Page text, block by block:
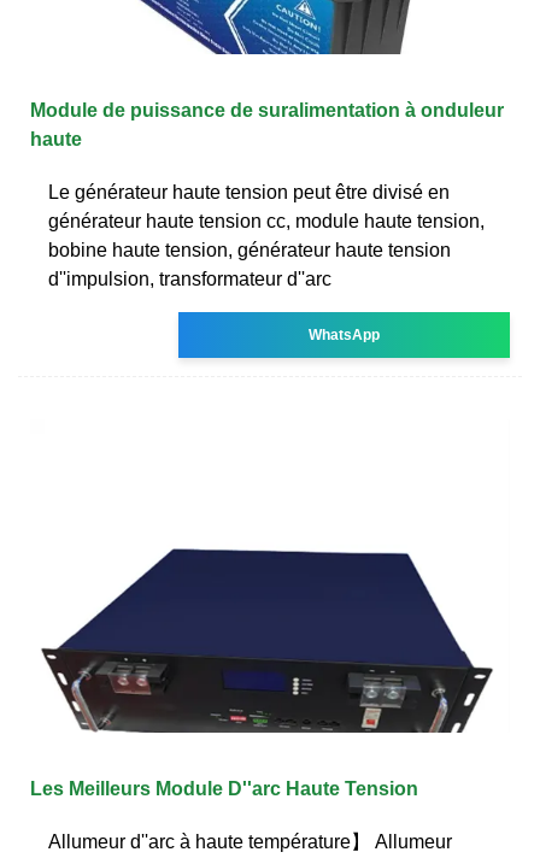
Module de puissance de suralimentation à onduleur
haute
Le générateur haute tension peut être divisé en
générateur haute tension cc, module haute tension,
bobine haute tension, générateur haute tension
d''impulsion, transformateur d''arc
WhatsApp
Les Meilleurs Module D''arc Haute Tension
Allumeur d''arc à haute température】 Allumeur